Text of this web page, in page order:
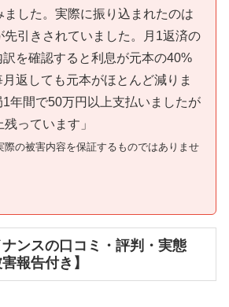
した。実際に振り込まれたのは
先引きされていました。月1返済の
を確認すると利息が元本の40%
返しても元本がほとんど減りま
年間で50万円以上支払いましたが
っています」
の被害内容を保証するものではありませ
ンスの口コミ・評判・実態
報告付き】